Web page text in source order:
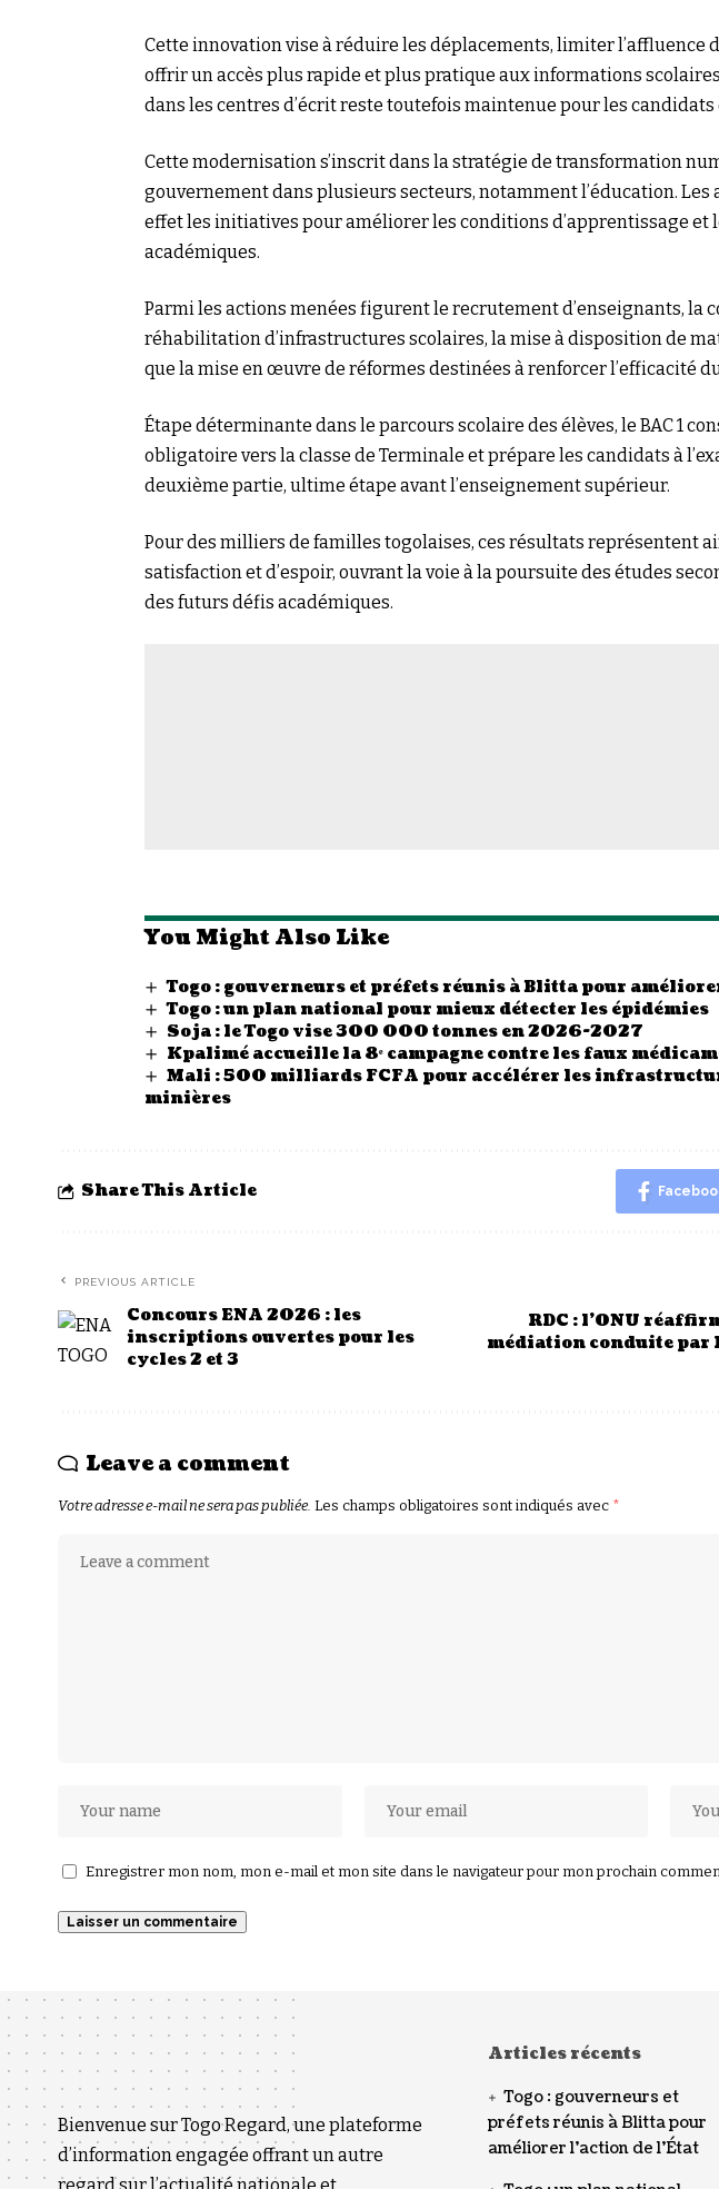
Cette innovation vise à réduire les déplacements, limiter l’affluence
offrir un accès plus rapide et plus pratique aux informations
dans les centres d’écrit reste toutefois maintenue pour les
Cette modernisation s’inscrit dans la stratégie de transformation
gouvernement dans plusieurs secteurs, notamment l’éducation.
effet les initiatives pour améliorer les conditions d’apprentissage et
académiques.
Parmi les actions menées figurent le recrutement d’enseignants, la
réhabilitation d’infrastructures scolaires, la mise à disposition de
que la mise en œuvre de réformes destinées à renforcer l’efficacité
Étape déterminante dans le parcours scolaire des élèves, le BAC 1
obligatoire vers la classe de Terminale et prépare les candidats à
deuxième partie, ultime étape avant l’enseignement supérieur.
Pour des milliers de familles togolaises, ces résultats représentent
satisfaction et d’espoir, ouvrant la voie à la poursuite des études
des futurs défis académiques.
You Might Also Like
Togo : gouverneurs et préfets réunis à Blitta pour
Togo : un plan national pour mieux détecter les épidémies
Soja : le Togo vise 300 000 tonnes en 2026-2027
Kpalimé accueille la 8ᵉ campagne contre les faux
Mali : 500 milliards FCFA pour accélérer les
minières
Share This Article
PREVIOUS ARTICLE
Concours ENA 2026 : les
inscriptions ouvertes pour les
cycles 2 et 3
RDC : l’ONU
médiation conduite par
Leave a comment
Votre adresse e-mail ne sera pas publiée. Les champs obligatoires sont indiqués avec *
Enregistrer mon nom, mon e-mail et mon site dans le navigateur pour mon prochain
Bienvenue sur Togo Regard, une plateforme
d’information engagée offrant un autre
Articles récents
Togo : gouverneurs et
préfets réunis à Blitta pour
améliorer l’action de l’État